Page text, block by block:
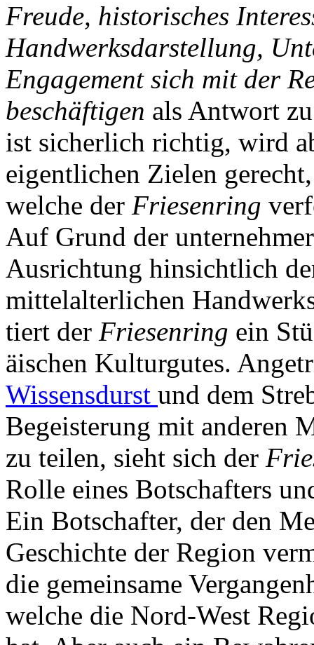
Freude, historisches
Handwerksdarstellung,
Engagement sich mit der
beschäftigen als Antwort
ist sicherlich richtig, wird
eigentlichen Zielen gerecht,
welche der Friesenring
Auf Grund der
Ausrichtung hinsichtlich
mittelalterlichen
tiert der Friesenring ein
äischen Kulturgutes.
Wissensdurst und dem
Begeisterung mit anderen
zu teilen, sieht sich der
Rolle eines Botschafters
Ein Botschafter, der den
Geschichte der Region
die gemeinsame
welche die Nord-West